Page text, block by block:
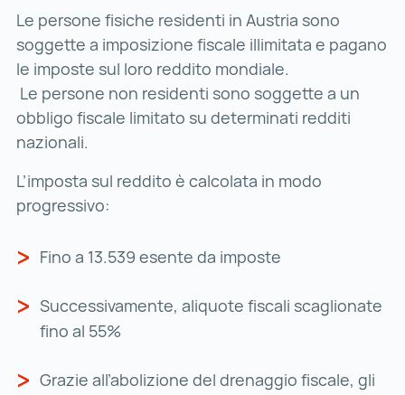
Le persone fisiche residenti in Austria sono
soggette a imposizione fiscale illimitata e pagano
le imposte sul loro reddito mondiale.
Le persone non residenti sono soggette a un
obbligo fiscale limitato su determinati redditi
nazionali.
L’imposta sul reddito è calcolata in modo
progressivo:
Fino a 13.539 esente da imposte
Successivamente, aliquote fiscali scaglionate
fino al 55%
Grazie all’abolizione del drenaggio fiscale, gli